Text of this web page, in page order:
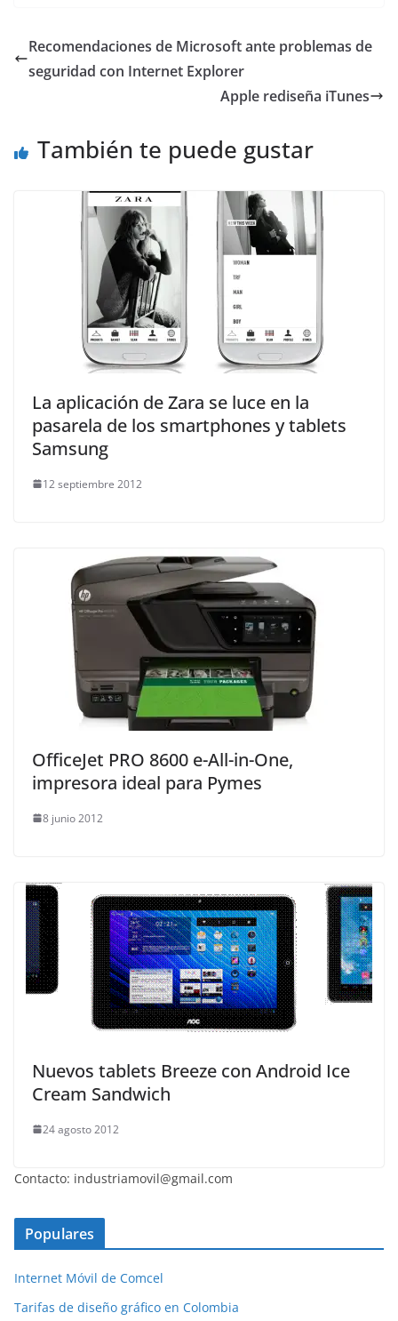
Recomendaciones de Microsoft ante problemas de
seguridad con Internet Explorer
Apple rediseña iTunes
También te puede gustar
La aplicación de Zara se luce en la
pasarela de los smartphones y tablets
Samsung
12 septiembre 2012
OfficeJet PRO 8600 e-All-in-One,
impresora ideal para Pymes
8 junio 2012
Nuevos tablets Breeze con Android Ice
Cream Sandwich
24 agosto 2012
Contacto: industriamovil@gmail.com
Populares
Internet Móvil de Comcel
Tarifas de diseño gráfico en Colombia